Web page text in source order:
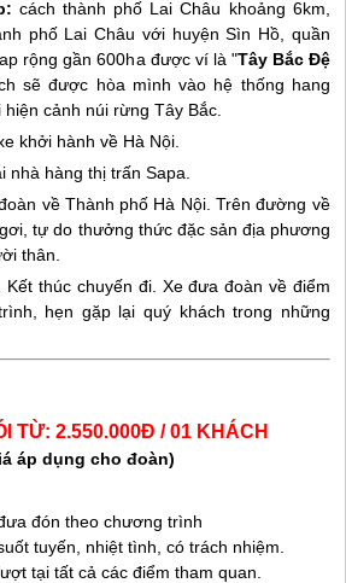
: cách thành phố Lai Châu khoảng 6km,
phố Lai Châu với huyện Sìn Hồ, quần
rộng gần 600ha được ví là "Tây Bắc Đệ
sẽ được hòa mình vào hệ thống hang
cảnh núi rừng Tây Bắc.
khởi hành về Hà Nội.
nhà hàng thị trấnSapa
về Thành phố Hà Nội. Trên đường về
tự do thưởng thức đặc sản địa phương
thân.
Kết thúc chuyến đi. Xe đưa đoàn về điểm
hẹn gặp lại quý khách trong những
TỪ: 2.550.000Đ / 01 KHÁCH
áp dụng cho đoàn)
đón theo chương trình
tuyến, nhiệt tình, có trách nhiệm.
tại tất cả các điểm tham quan.